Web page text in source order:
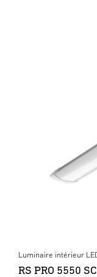
Luminaire intérieur
RS PRO 5550 SC